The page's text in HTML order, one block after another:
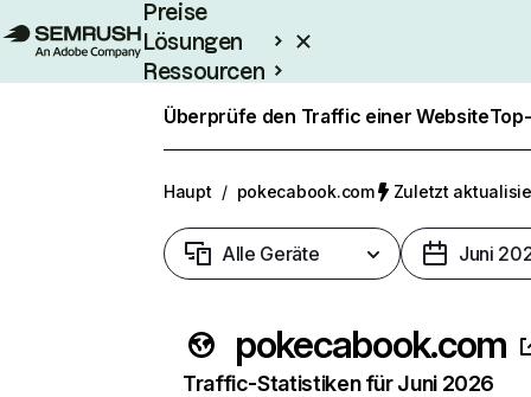
Preise
Lösungen
Ressourcen
Enterprise
Überprüfe den Traffic einer Website
Haupt / pokecabook.com Zuletzt
Alle Geräte Juni
pokecabook.com
Traffic-Statistiken für Juni 2026